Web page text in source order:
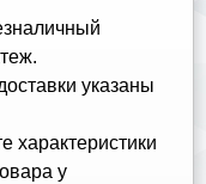
указаны
характеристики
у